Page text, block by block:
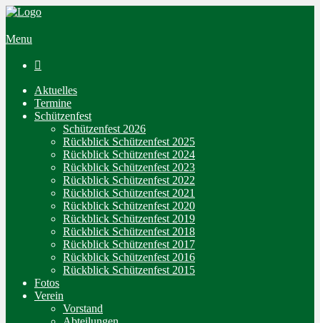
Menu

Aktuelles
Termine
Schützenfest
Schützenfest 2026
Rückblick Schützenfest 2025
Rückblick Schützenfest 2024
Rückblick Schützenfest 2023
Rückblick Schützenfest 2022
Rückblick Schützenfest 2021
Rückblick Schützenfest 2020
Rückblick Schützenfest 2019
Rückblick Schützenfest 2018
Rückblick Schützenfest 2017
Rückblick Schützenfest 2016
Rückblick Schützenfest 2015
Fotos
Verein
Vorstand